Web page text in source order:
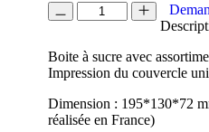
quantité
de
A
SUCRE
ASSORTIMENTS
PALETS
Boite à sucre avec
Impression du couvercle
Dimension : 195*130*72
réalisée en France)